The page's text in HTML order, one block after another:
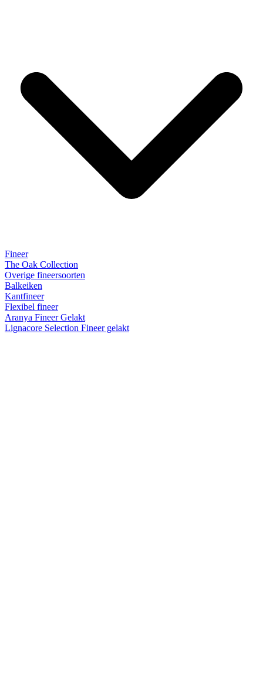
Fineer
The Oak Collection
Overige fineersoorten
Balkeiken
Kantfineer
Flexibel fineer
Aranya Fineer Gelakt
Lignacore Selection Fineer gelakt